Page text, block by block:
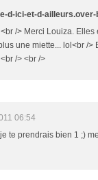
d-ici-et-d-ailleurs.over-
/> Merci Louiza.
une miette... lol<br />
/> <br />
06:54
te prendrais bien 1 ;)